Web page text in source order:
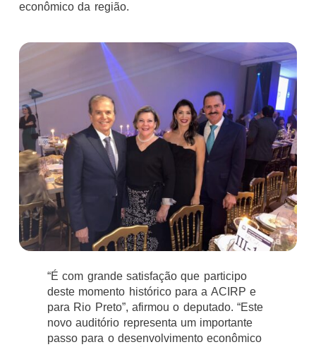
econômico da região.
“É com grande satisfação que participo
deste momento histórico para a ACIRP e
para Rio Preto”, afirmou o deputado. “Este
novo auditório representa um importante
passo para o desenvolvimento econômico